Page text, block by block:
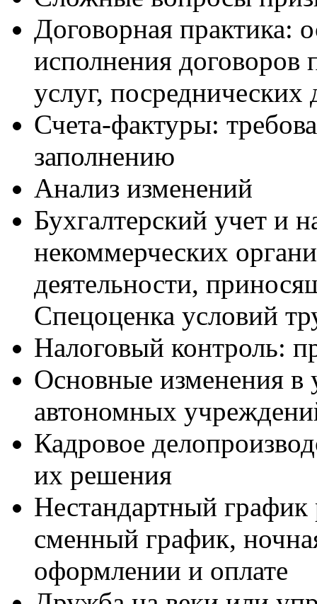
Договорная практика:
исполнения договоров
услуг, посреднических
Счета-фактуры:
заполнению
Анализ изменений
Бухгалтерский учет и
некоммерческих
деятельности,
Спецоценка условий
Налоговый контроль:
Основные изменения
автономных
Кадровое
их решения
Нестандартный график
сменный график,
оформлении и оплате